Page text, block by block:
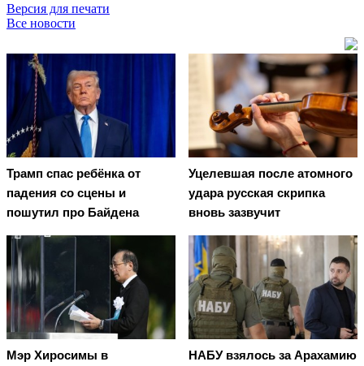
Версия для печати
Все новости
Трамп спас ребёнка от
падения со сцены и
пошутил про Байдена
Уцелевшая после атомного
удара русская скрипка
вновь зазвучит
Мэр Хиросимы в
НАБУ взялось за Арахамию